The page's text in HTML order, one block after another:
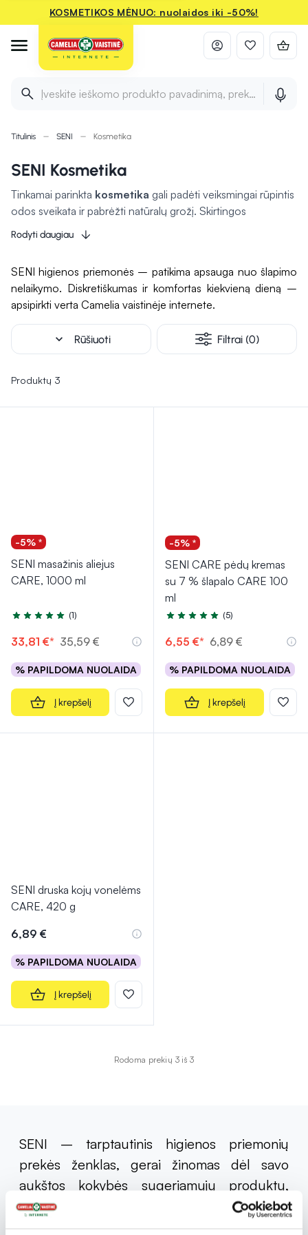
KOSMETIKOS MĖNUO: nuolaidos iki -50%!
Įveskite ieškomo produkto pavadinimą, prekės ženklą ir
Titulinis SENI Kosmetika
SENI Kosmetika
Tinkamai parinkta kosmetika gali padėti veiksmingai rūpintis
odos sveikata ir pabrėžti natūralų grožį. Skirtingos
priemonės gali padėti drėkinti, apsaugoti nuo išorinių
veiksnių ir suteikti odai švytėjimo. Tiek kasdienės priežiūros,
jaustis geriau. Rūpestingai pasirinkta kosmetika gali
pagerinti odos būklęir suteikti pasitikėjimo kasdien.
Rodyti daugiau
SENI higienos priemonės – patikima apsauga nuo šlapimo
nelaikymo. Diskretiškumas ir komfortas kiekvieną dieną –
apsipirkti verta Camelia vaistinėje internete.
expand_more Rūšiuoti Filtrai (0)
Produktų 3
-5% *
SENI masažinis aliejus
CARE, 1000 ml
Įvertinimas 5.0 iš 5
(1)
33,81 €* 35,59 €
% PAPILDOMA NUOLAIDA
Į krepšelį
-5% *
SENI CARE pėdų kremas
su 7 % šlapalo CARE 100
ml
Įvertinimas 5.0 iš 5
(5)
6,55 €* 6,89 €
% PAPILDOMA NUOLAIDA
Į krepšelį
SENI druska kojų vonelėms
CARE, 420 g
6,89 €
% PAPILDOMA NUOLAIDA
Į krepšelį
Rodoma prekių 3 iš 3
SENI – tarptautinis higienos priemonių
prekės ženklas, gerai žinomas dėl savo
aukštos kokybės sugeriamųjų produktų,
tokių kaip sauskelnės, įklotai, sauskelnės-